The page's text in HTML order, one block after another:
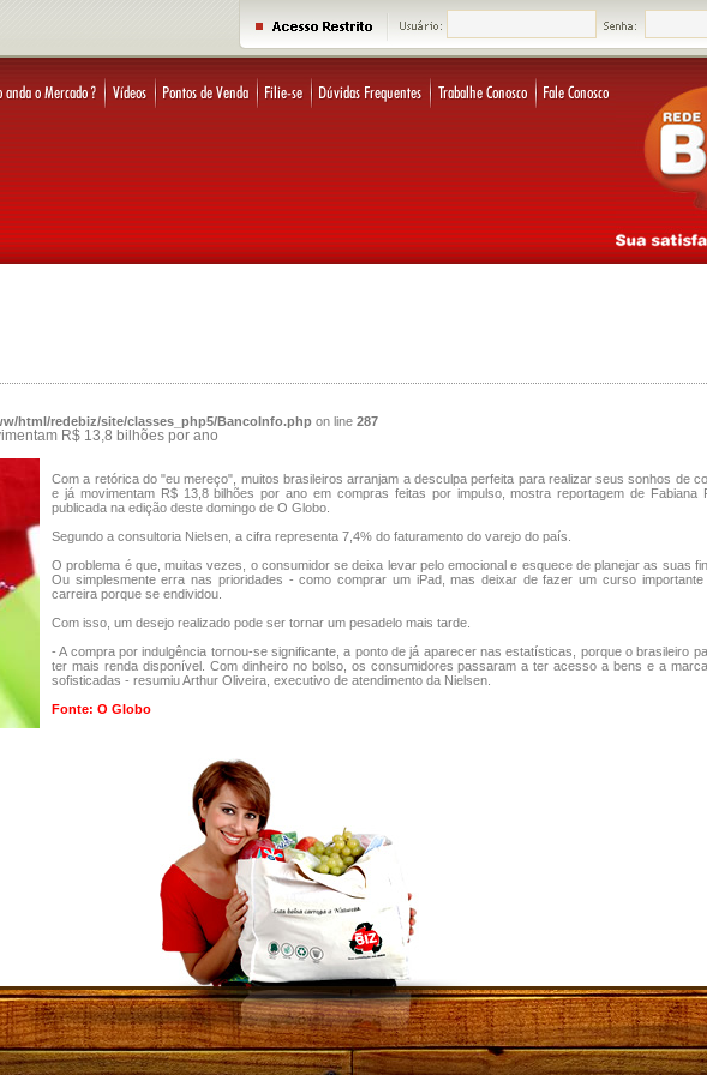
html/redebiz/site/classes_php5/BancoInfo.php on line 287
R$ 13,8 bilhões por ano
Com a retórica do "eu mereço", muitos brasileiros arranjam a desculpa perfeita para realizar seus sonhos de
e já movimentam R$ 13,8 bilhões por ano em compras feitas por impulso, mostra reportagem de Fabiana
publicada na edição deste domingo de O Globo.
Segundo a consultoria Nielsen, a cifra representa 7,4% do faturamento do varejo do país.
O problema é que, muitas vezes, o consumidor se deixa levar pelo emocional e esquece de planejar as suas
Ou simplesmente erra nas prioridades - como comprar um iPad, mas deixar de fazer um curso
carreira porque se endividou.
Com isso, um desejo realizado pode ser tornar um pesadelo mais tarde.
- A compra por indulgência tornou-se significante, a ponto de já aparecer nas estatísticas, porque o brasileiro
ter mais renda disponível. Com dinheiro no bolso, os consumidores passaram a ter acesso a bens e a
sofisticadas - resumiu Arthur Oliveira, executivo de atendimento da Nielsen.
Fonte: O Globo